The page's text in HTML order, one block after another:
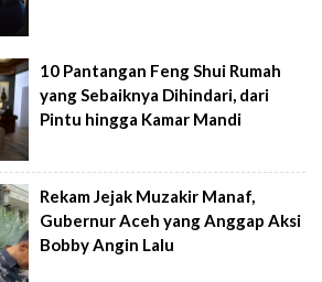
10 Pantangan Feng Shui Rumah
yang Sebaiknya Dihindari, dari
Pintu hingga Kamar Mandi
Rekam Jejak Muzakir Manaf,
Gubernur Aceh yang Anggap Aksi
Bobby Angin Lalu